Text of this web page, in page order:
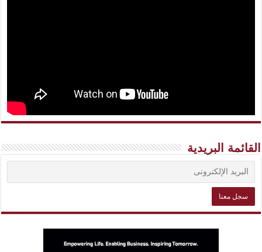
القائمة البريدية